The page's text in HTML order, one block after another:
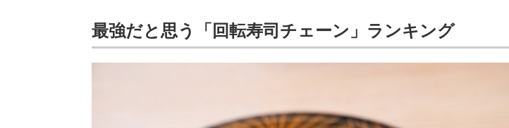
最強だと思う「回転寿司チェーン」ランキング